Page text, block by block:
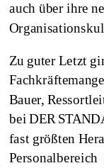
auch über ihre
Zu guter Letzt
Bauer,
bei DER
fast größten
Personalbereich